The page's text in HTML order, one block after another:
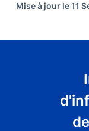
Mise à jour le 11